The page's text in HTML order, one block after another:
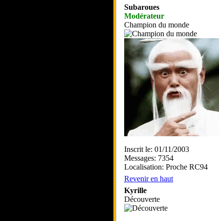
Subaroues
Modérateur
Champion du monde
Inscrit le: 01/11/2003
Messages: 7354
Localisation: Proche RC94
Revenir en haut
Kyrille
Découverte